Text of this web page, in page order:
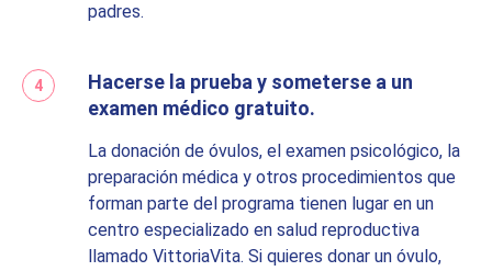
padres.
Hacerse la prueba y someterse a un
examen médico gratuito.
La donación de óvulos, el examen psicológico, la
preparación médica y otros procedimientos que
forman parte del programa tienen lugar en un
centro especializado en salud reproductiva
llamado VittoriaVita. Si quieres donar un óvulo,